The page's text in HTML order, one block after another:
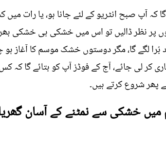
کہ آپ صبح انٹریو کے لئے جانا ہو، یا رات
پر نظر ڈالیں تو اس میں خشکی ہی خشکی
لگے گا، مگر دوستوں خشک موسم کا آغاز ہو
کر لی جائے، آج کے فوڈز آپ کو بتائے گا
پھر شروع کرتے ہیں۔
خشکی سے نمٹنے کے آسان